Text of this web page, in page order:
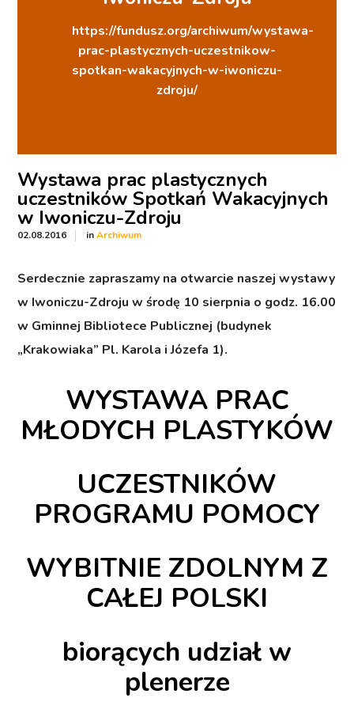
https://fundusz.org/archiwum/wystawa-
prac-plastycznych-uczestnikow-
spotkan-wakacyjnych-w-iwoniczu-
zdroju/
Wystawa prac plastycznych
uczestników Spotkań Wakacyjnych
w Iwoniczu-Zdroju
02.08.2016 inArchiwum
Serdecznie zapraszamy na otwarcie naszej wystawy
w Iwoniczu-Zdroju w środę 10 sierpnia o godz. 16.00
w Gminnej Bibliotece Publicznej (budynek
„Krakowiaka” Pl. Karola i Józefa 1).
WYSTAWA PRAC
MŁODYCH PLASTYKÓW
UCZESTNIKÓW
PROGRAMU POMOCY
WYBITNIE ZDOLNYM Z
CAŁEJ POLSKI
biorących udział w
plenerze